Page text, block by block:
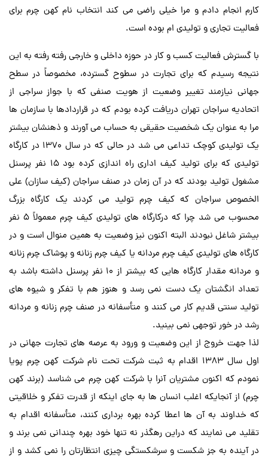
کارم انجام دادم و مرا خیلی راضی می کند انتخاب نام کهن چرم برای
فعالیت تجاری و تولیدی ام بوده است.
با گسترش فعالیت کسب و کار در حوزه داخلی و خارجی رفته رفته به این
نتیجه رسیدم که برای تجارت در سطوح گسترده، مخصوصاً در سطح
جهانی نیازمند تغییر وضعیت از هویت صنفی که با جواز سراجی از
اتحادیه سراجان تهران دریافت کرده بودم که در قراردادها با سازمان ها
مرا به عنوان یک شخصیت حقیقی به حساب می آورند و ذهنشان بیشتر
یک تولیدی کوچک تداعی می شد در حالی که در سال 1370 در کارگاه
تولیدی که برای تولید کیف اداری راه اندازی کرده بود 15 نفر پرسنل
مشغول تولید بودند که در آن زمان در صنف سراجان (کیف سازان) علی
الخصوص سراجان که کیف چرم تولید می کردند یک کارگاه بزرگ
محسوب می شد چرا که درکارگاه های تولیدی کیف چرم معمولاً 5 نفر
بیشتر شاغل نبودند البته اکنون نیز وضعیت به همین منوال است و در
کارگاه های تولیدی کیف چرم مردانه یا کیف چرم زنانه و پوشاک چرم زنانه
و مردانه مقدار کارگاه هایی که بیشتر از 10 نفر پرسنل داشته باشد به
تعداد انگشتان یک دست نمی رسد و هنوز هم با تفکر و شیوه های
تولید سنتی قدیم کار می کنند و متأسفانه در صنف چرم زنانه و مردانه
رشد در خور توجهی نمی بینید.
لذا جهت خروج از این وضعیت و ورود به عرصه های تجارت جهانی در
اول سال 1383 اقدام به ثبت شرکت تحت نام شرکت کهن چرم پویا
نمودم که اکنون مشتریان آنرا با شرکت کهن چرم می شناسد (برند کهن
چرم) از آنجایکه اغلب انسان ها به جای اینکه از قدرت تفکر و خلاقیتی
که خداوند به آن ها اعطا کرده بهره برداری کنند، متأسفانه اقدام به
تقلید می نمایند که دراین رهگذر نه تنها خود بهره چندانی نمی برند و
در آینده به جز شکست و سرشکستگی چیزی انتظارتان را نمی کشد و از